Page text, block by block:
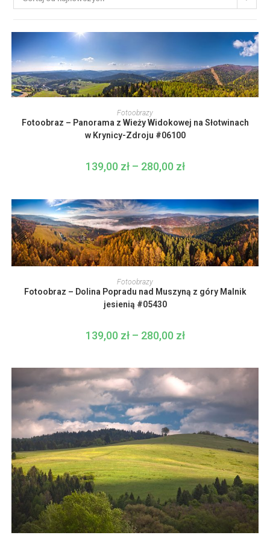
WYBIERZ OPCJE
produkt
ma
wiele
wariantów.
Opcje
na
Fotoobrazy
Fotoobraz – Panorama z Wieży Widokowej na Słotwinach
w Krynicy-Zdroju #06100
139,00 zł – 280,00 złZakres
cen:
do
280,00 zł
WYBIERZ OPCJE
Ten
produkt
ma
wiele
wariantów.
na
Fotoobrazy
Fotoobraz – Dolina Popradu nad Muszyną z góry Malnik
jesienią #05430
139,00 zł – 280,00 złZakres
cen:
do